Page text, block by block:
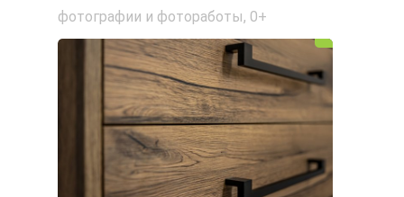
фотографии и фотоработы, 0+